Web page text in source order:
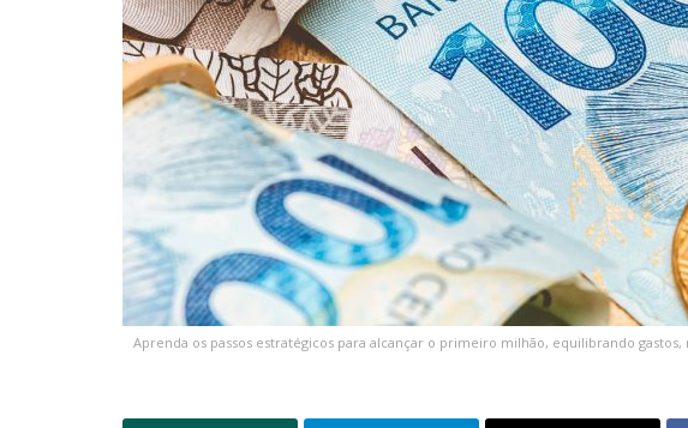
Aprenda os passos estratégicos para alcançar o primeiro milhão, equilibrando